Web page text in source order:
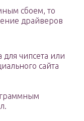
сбоем, то
драйверов
для чипсета или
сайта